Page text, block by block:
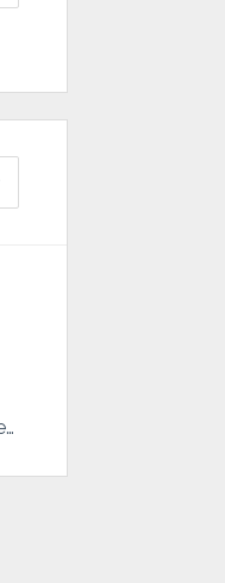
Команда предлагает вам следующие услуги:ДЛЯ ОБРАЩЕНИЯ : www.smartpro.uz !! tel:+998942496550— Создание веб-сайтов;— Создание интернет-магазина;— Создание корпоративных сайтов;— Создание сайта-визитки;— Изменять и обновлять существующие веб-сайты;— Создание современных веб-сайтов с новейшим дизайном;— Создание веб-сайтов, предназначенных для различных устройств (смартфонов, планшетов и экранов компьютеров);— Создание веб-сайта, интегрированного с ботами Telegram.Зачем сотрудничать с нами ?— Быстрое и качественное обслуживание;— Доступные цены;— Опыт работы в крупных проектах;— Имеет современный дизайн;— Безопасность проектов;